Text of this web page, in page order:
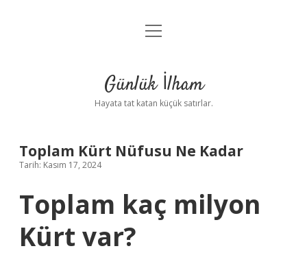
Anasayfa
Yasal Uyarı
menüyü
Günlük İlham
Hayata tat katan küçük satırlar.
Toplam Kürt Nüfusu Ne Kadar
Tarih: Kasım 17, 2024
Toplam kaç milyon
Kürt var?